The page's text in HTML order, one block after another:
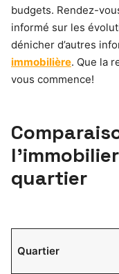
budgets. Rendez-
informé sur les
dénicher d’autres
immobilière. Que la
vous commence!
quartier
Quartier